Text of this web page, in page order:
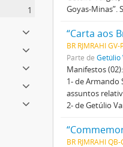
1
Goyas-Minas”.
“Carta aos
BR RJMRAHI
Parte de Getúlio
Manifestos (02):
1- de Armando
assuntos
2- de Getúlio
BR RJMRAHI QB-